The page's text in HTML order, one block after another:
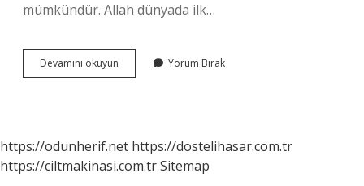
mümkündür. Allah dünyada ilk…
Devamını okuyun
Pazartesi
Yorum Bırak
https://odunherif.net https://dostelihasar.com.tr
https://ciltmakinasi.com.trSitemap